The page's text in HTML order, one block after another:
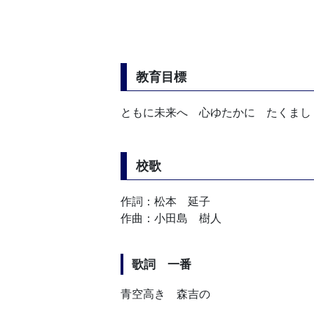
教育目標
ともに未来へ 心ゆたかに たくまし
校歌
作詞：松本 延子
作曲：小田島 樹人
歌詞 一番
青空高き 森吉の